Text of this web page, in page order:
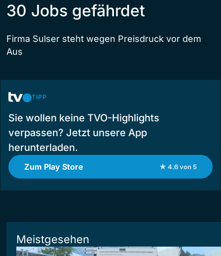
30 Jobs gefährdet
Firma Sulser steht wegen Preisdruck vor dem
Aus
TIPP
Sie wollen keine TVO-Highlights
verpassen? Jetzt unsere App
herunterladen.
Zum Play Store ★ 4.6 von 5
Meistgesehen